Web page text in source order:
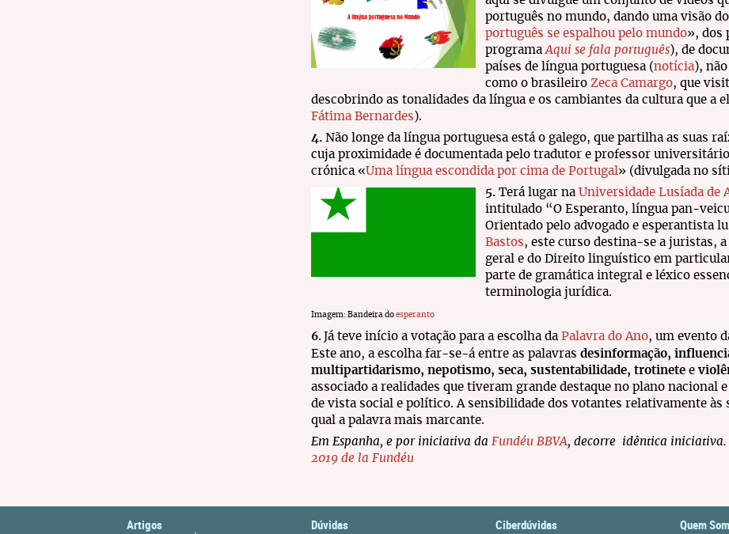
português no mundo, dando uma visão
português se espalhou pelo mundo», dos
programaAqui se fala português), de
países de língua portuguesa (notícia),
como o brasileiro Zeca Camargo, que
descobrindo as tonalidades da língua e os cambiantes da cultura que a
Fátima Bernardes ).
4. Não longe da língua portuguesa está o galego, que partilha as suas
cuja proximidade é documentada pelo tradutor e professor
crónica «Uma língua escondida por cima de Portugal» (divulgada no
5. Terá lugar na Universidade Lusíada de
intitulado “O Esperanto, língua pan-
Orientado pelo advogado e esperantista
Bastos, este curso destina-se a juristas,
geral e do Direito linguístico em
parte de gramática integral e léxico
terminologia jurídica.
Imagem: Bandeira do esperanto
6. Já teve início a votação para a escolha da Palavra do Ano, um evento
Este ano, a escolha far-se-á entre as palavras desinformação,
multipartidarismo, nepotismo, seca, sustentabilidade, trotinete e
associado a realidades que tiveram grande destaque no plano nacional
de vista social e político. A sensibilidade dos votantes relativamente às
qual a palavra mais marcante.
Em Espanha, e por iniciativa da Fundéu BBVA, decorre idêntica iniciativa.
2019 de la Fundéu
Artigos Dúvidas Ciberdúvidas Quem